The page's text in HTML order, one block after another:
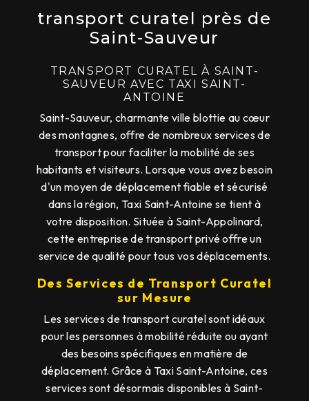
transport curatel près de
Saint-Sauveur
TRANSPORT CURATEL À SAINT-
SAUVEUR AVEC TAXI SAINT-
ANTOINE
Saint-Sauveur, charmante ville blottie au cœur
des montagnes, offre de nombreux services de
transport pour faciliter la mobilité de ses
habitants et visiteurs. Lorsque vous avez besoin
d'un moyen de déplacement fiable et sécurisé
dans la région, Taxi Saint-Antoine se tient à
votre disposition. Située à Saint-Appolinard,
cette entreprise de transport privé offre un
service de qualité pour tous vos déplacements.
Des Services de Transport Curatel
sur Mesure
Les services de transport curatel sont idéaux
pour les personnes à mobilité réduite ou ayant
des besoins spécifiques en matière de
déplacement. Grâce à Taxi Saint-Antoine, ces
services sont désormais disponibles à Saint-